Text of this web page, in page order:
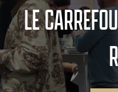
LE